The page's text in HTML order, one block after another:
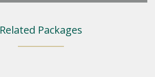
Related Packages